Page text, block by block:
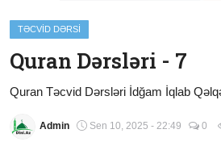
Məqalələr
TƏCVID DƏRSI
Quran Dərsləri - 7
Quran Təcvid Dərsləri İdğam İqlab
Admin Sen 10, 2025 - 22:49 0